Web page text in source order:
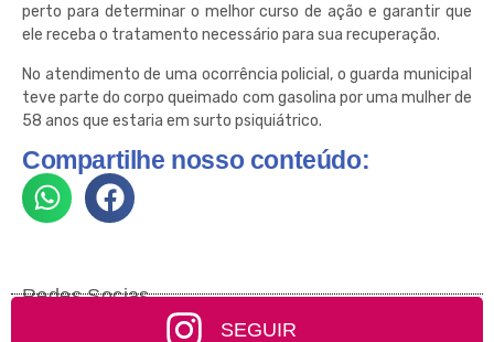
perto para determinar o melhor curso de ação e garantir que
ele receba o tratamento necessário para sua recuperação.
No atendimento de uma ocorrência policial, o guarda municipal
teve parte do corpo queimado com gasolina por uma mulher de
58 anos que estaria em surto psiquiátrico.
Compartilhe nosso conteúdo:
Redes Socias
SEGUIR